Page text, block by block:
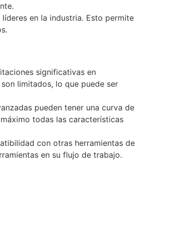
en la industria. Esto permite
significativas en
limitados, lo que puede ser
pueden tener una curva de
todas las características
con otras herramientas de
en su flujo de trabajo.